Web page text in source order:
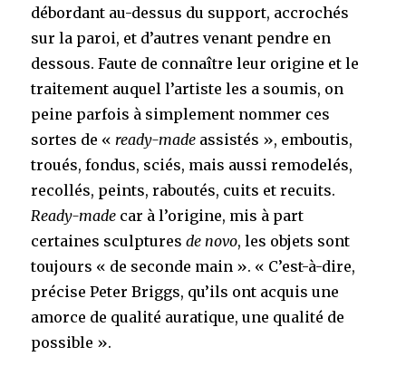
débordant au-dessus du support, accrochés
sur la paroi, et d’autres venant pendre en
dessous. Faute de connaître leur origine et le
traitement auquel l’artiste les a soumis, on
peine parfois à simplement nommer ces
sortes de «ready-made assistés », emboutis,
troués, fondus, sciés, mais aussi remodelés,
recollés, peints, raboutés, cuits et recuits.
Ready-made car à l’origine, mis à part
certaines sculpturesde novo, les objets sont
toujours « de seconde main ». « C’est-à-dire,
précise Peter Briggs, qu’ils ont acquis une
amorce de qualité auratique, une qualité de
possible ».